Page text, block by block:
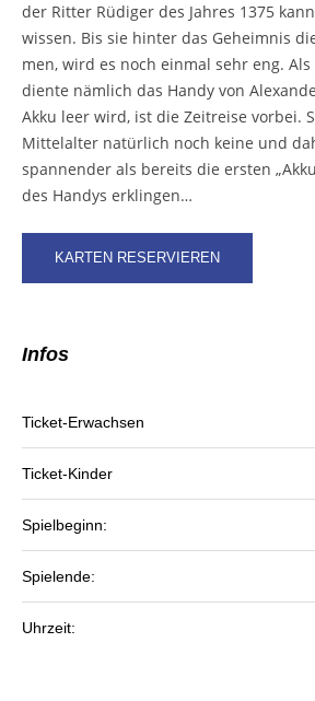
der Rit­ter Rüdi­ger des Jah­res 1375
wis­sen. Bis sie hin­ter das Geheim­nis
men, wird es noch ein­mal sehr eng.
dien­te näm­lich das Han­dy von
Akku leer wird, ist die Zeit­rei­se vor­bei.
Mit­tel­al­ter natür­lich noch kei­ne und
span­nen­der als bereits die ers­ten
des Han­dys erklingen…
KAR­TEN RESERVIEREN
Infos
Ticket-Erwachsen
Ticket-Kinder
Spielbeginn:
Spielende:
Uhrzeit: